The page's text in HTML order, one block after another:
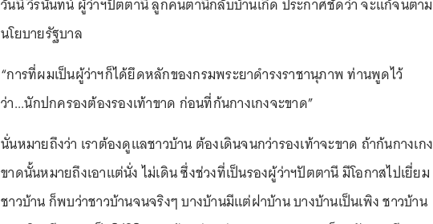
วันนี้ วีรนันทน์ ผู้ว่าฯปัตตานี ลูกคนตานีกลับบ้านเกิด ประกาศชัดว่า จะแก้จนตาม
นโยบายรัฐบาล
“การที่ผมเป็นผู้ว่าฯก็ได้ยึดหลักของกรมพระยาดำรงราชานุภาพ ท่านพูดไว้
ว่า...นักปกครองต้องรองเท้าขาด ก่อนที่ก้นกางเกงจะขาด”
นั่นหมายถึงว่า เราต้องดูแลชาวบ้าน ต้องเดินจนกว่ารองเท้าจะขาด ถ้าก้นกางเกง
ขาดนั้นหมายถึงเอาแต่นั่ง ไม่เดิน ซึ่งช่วงที่เป็นรองผู้ว่าฯปัตตานี มีโอกาสไปเยี่ยม
ชาวบ้าน ก็พบว่าชาวบ้านจนจริงๆ บางบ้านมีแต่ฝาบ้าน บางบ้านเป็นเพิง ชาวบ้าน